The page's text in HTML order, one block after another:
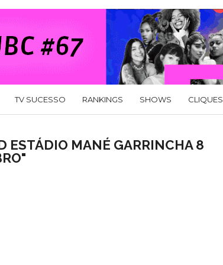
TV SUCESSO RANKINGS SHOWS CLIQUES
ESTÁDIO MANÉ GARRINCHA 8